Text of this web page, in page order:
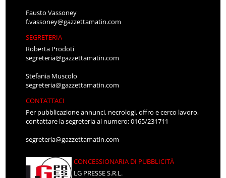
Fausto Vassoney
f.vassoney@gazzettamatin.com
SEGRETERIA
Roberta Prodoti
segreteria@gazzettamatin.com
Stefania Muscolo
segreteria@gazzettamatin.com
CONTATTACI
Per pubblicazione annunci, necrologi, offro e cerco lavoro,
contattare la segreteria al numero: 0165/231711
segreteria@gazzettamatin.com
CONCESSIONARIA DI PUBBLICITÀ
LG PRESSE S.R.L.